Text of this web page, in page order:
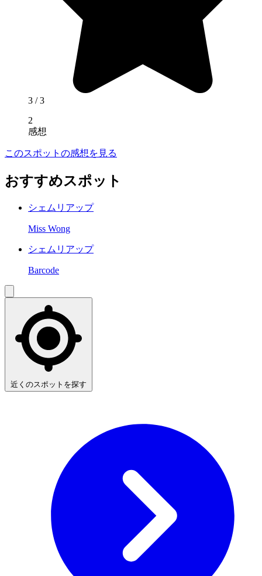
3 / 3
2
感想
このスポットの感想を見る
おすすめスポット
シェムリアップ
Miss Wong
シェムリアップ
Barcode
近くのスポットを探す